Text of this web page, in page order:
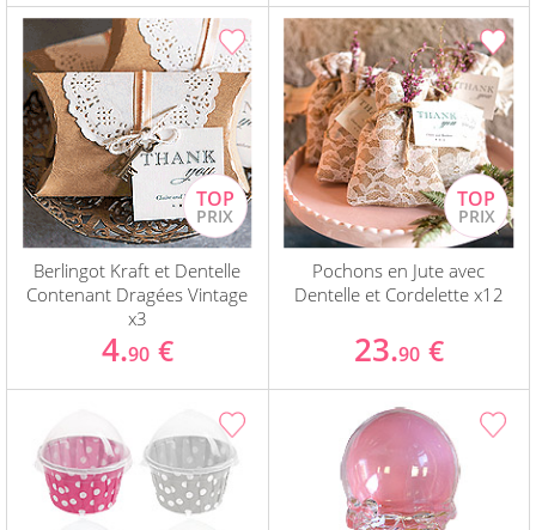
Berlingot Kraft et Dentelle
Contenant Dragées Vintage
x3
4.90 €
Pochons en Jute avec
Dentelle et Cordelette x12
23.90 €